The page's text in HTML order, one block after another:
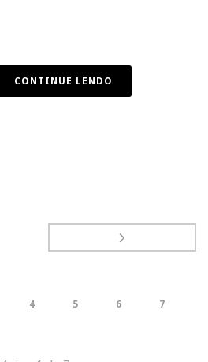
CONTINUE LENDO
4 5 6 7